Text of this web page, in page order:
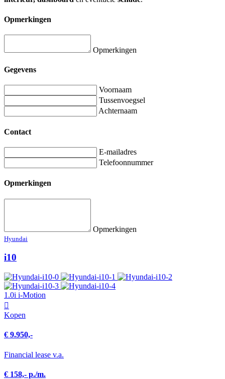
Opmerkingen
Opmerkingen
Gegevens
Voornaam
Tussenvoegsel
Achternaam
Contact
E-mailadres
Telefoonnummer
Opmerkingen
Opmerkingen
Hyundai
i10
1.0i i-Motion
Kopen
€ 9.950,-
Financial lease v.a.
€ 158,- p./m.